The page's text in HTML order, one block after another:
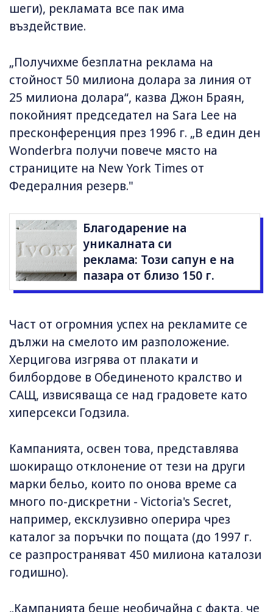
шеги), рекламата все пак има
въздействие.
„Получихме безплатна реклама на
стойност 50 милиона долара за линия от
25 милиона долара“, казва Джон Браян,
покойният председател на Sara Lee на
пресконференция през 1996 г. „В един ден
Wonderbra получи повече място на
страниците на New York Times от
Федералния резерв."
Благодарение на
уникалната си
реклама: Този сапун е на
пазара от близо 150 г.
Част от огромния успех на рекламите се
дължи на смелото им разположение.
Херцигова изгрява от плакати и
билбордове в Обединеното кралство и
САЩ, извисяваща се над градовете като
хиперсекси Годзила.
Кампанията, освен това, представлява
шокиращо отклонение от тези на други
марки бельо, които по онова време са
много по-дискретни - Victoria's Secret,
например, ексклузивно оперира чрез
каталог за поръчки по пощата (до 1997 г.
се разпространяват 450 милиона каталози
годишно).
„Кампанията беше необичайна с факта, че